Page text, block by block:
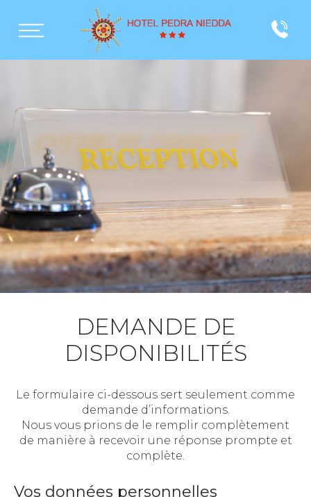
DEMANDE DE
DISPONIBILITÉS
Le formulaire ci-dessous sert seulement comme
demande d’informations.
Nous vous prions de le remplir complètement
de manière à recevoir une réponse prompte et
complète.
Vos données personnelles